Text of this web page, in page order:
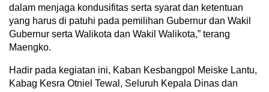
dalam menjaga kondusifitas serta syarat dan ketentuan
yang harus di patuhi pada pemilihan Gubernur dan Wakil
Gubernur serta Walikota dan Wakil Walikota,” terang
Maengko.
Hadir pada kegiatan ini, Kaban Kesbangpol Meiske Lantu,
Kabag Kesra Otniel Tewal, Seluruh Kepala Dinas dan